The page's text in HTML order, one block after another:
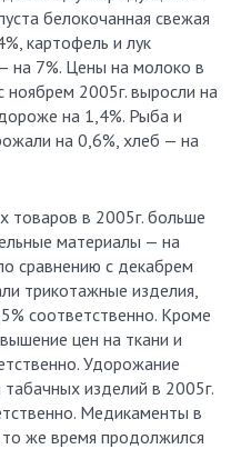
белокочанная свежая
картофель и лук
на 7%. Цены на молоко в
ноябрем 2005г. выросли на
на 1,4%. Рыба и
на 0,6%, хлеб — на
товаров в 2005г. больше
материалы — на
сравнению с декабрем
трикотажные изделия,
соответственно. Кроме
цен на ткани и
Удорожание
изделий в 2005г.
Медикаменты в
же время продолжился